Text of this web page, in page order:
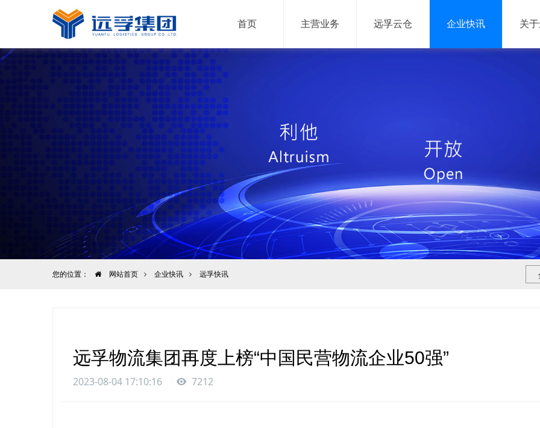
首页 主营业务 远孚云仓 企业快讯 关
仓储服务 配送服务 解决方案
机械工业
普通化工
电子行业
家居建材
仓储管理系统
运输管理系统
网络货运系统
大数据平台
移动产品
您的位置： 网站首页 企业快讯 远孚快讯
远孚物流集团再度上榜“中国民营物流企业50强”
2023-08-04 17:10:16 7212